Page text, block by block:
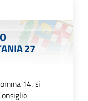
27
14, si